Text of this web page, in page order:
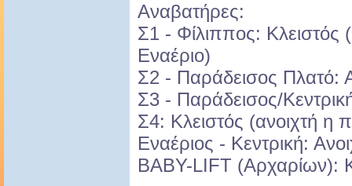
Αναβατήρες:
Σ1 - Φίλιππος: Κλειστός
Εναέριο)
Σ2 - Παράδεισος Πλατό:
Σ3 - Παράδεισος/
Σ4: Κλειστός (ανοιχτή η
Εναέριος - Κεντρική:
BABY-LIFT (Αρχαρίων):